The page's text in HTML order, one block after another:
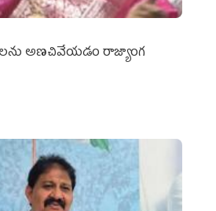
అణచివేయడం రాజ్యాంగ